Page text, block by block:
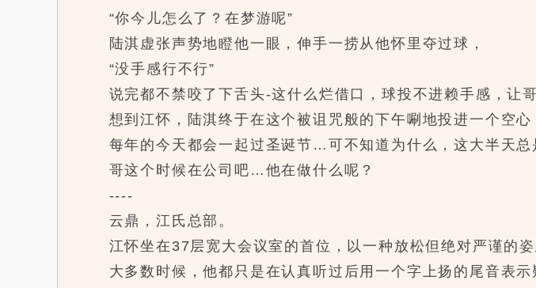
“你今儿怎么了？在梦游呢”
陆淇虚张声势地瞪他一眼，伸手一捞从他怀里夺过球，
“没手感行不行”
说完都不禁咬了下舌头-这什么烂借口，球投不进赖手感，让
想到江怀，陆淇终于在这个被诅咒般的下午唰地投进一个空心
每年的今天都会一起过圣诞节…可不知道为什么，这大半天总
哥这个时候在公司吧…他在做什么呢？
----
云鼎，江氏总部。
江怀坐在37层宽大会议室的首位，以一种放松但绝对严谨的姿
大多数时候，他都只是在认真听过后用一个字上扬的尾音表示